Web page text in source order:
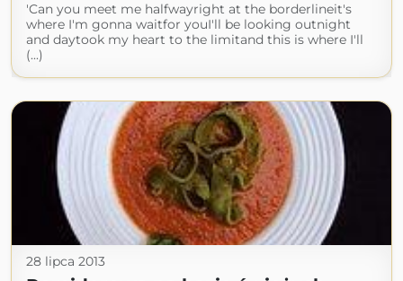
'Can you meet me halfwayright at the borderlineit's
where I'm gonna waitfor youI'll be looking outnight
and daytook my heart to the limitand this is where I'll
(...)
28 lipca 2013